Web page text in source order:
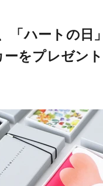
「ハートの日
をプレゼント